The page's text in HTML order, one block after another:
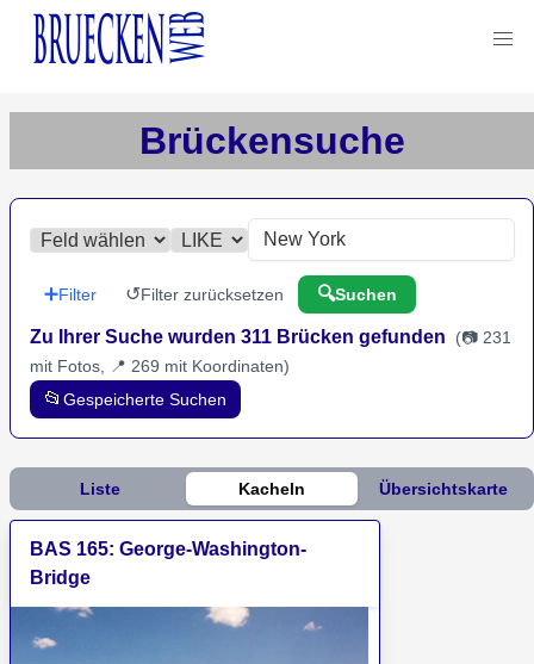
Brückensuche
➕Filter ↺Filter zurücksetzen 🔍Suchen
Zu Ihrer Suche wurden 311 Brücken gefunden (📷 231
mit Fotos, 📍 269 mit Koordinaten)
📂 Gespeicherte Suchen
Liste Kacheln Übersichtskarte
BAS 165: George-Washington-
Bridge